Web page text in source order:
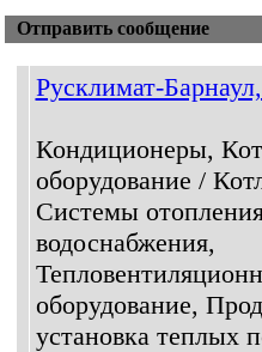
Отправить сообщение
Русклимат-
Кондиционеры,
оборудование /
Системы
водоснабжения,
оборудование,
установка теплых